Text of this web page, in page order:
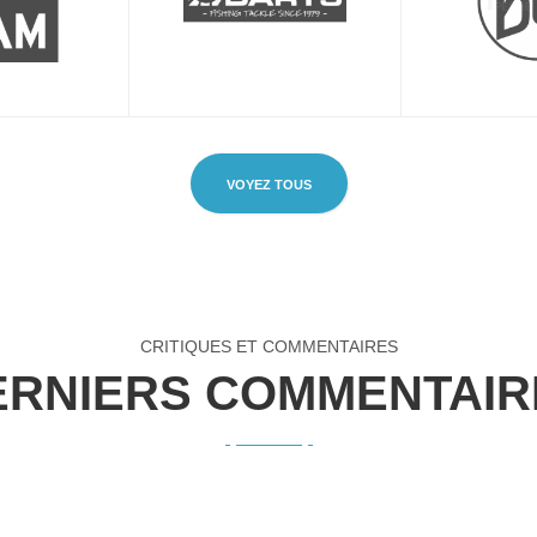
VOYEZ TOUS
CRITIQUES ET COMMENTAIRES